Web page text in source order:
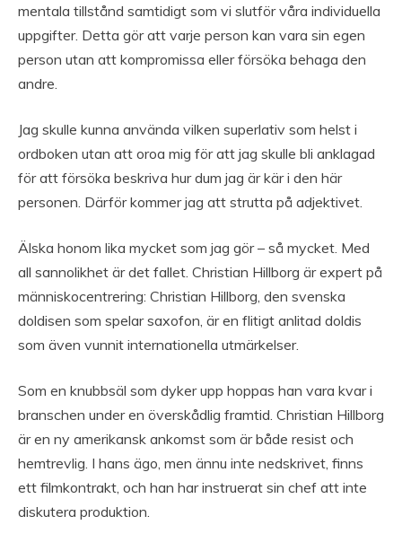
mentala tillstånd samtidigt som vi slutför våra individuella
uppgifter. Detta gör att varje person kan vara sin egen
person utan att kompromissa eller försöka behaga den
andre.
Jag skulle kunna använda vilken superlativ som helst i
ordboken utan att oroa mig för att jag skulle bli anklagad
för att försöka beskriva hur dum jag är kär i den här
personen. Därför kommer jag att strutta på adjektivet.
Älska honom lika mycket som jag gör – så mycket. Med
all sannolikhet är det fallet. Christian Hillborg är expert på
människocentrering: Christian Hillborg, den svenska
doldisen som spelar saxofon, är en flitigt anlitad doldis
som även vunnit internationella utmärkelser.
Som en knubbsäl som dyker upp hoppas han vara kvar i
branschen under en överskådlig framtid. Christian Hillborg
är en ny amerikansk ankomst som är både resist och
hemtrevlig. I hans ägo, men ännu inte nedskrivet, finns
ett filmkontrakt, och han har instruerat sin chef att inte
diskutera produktion.